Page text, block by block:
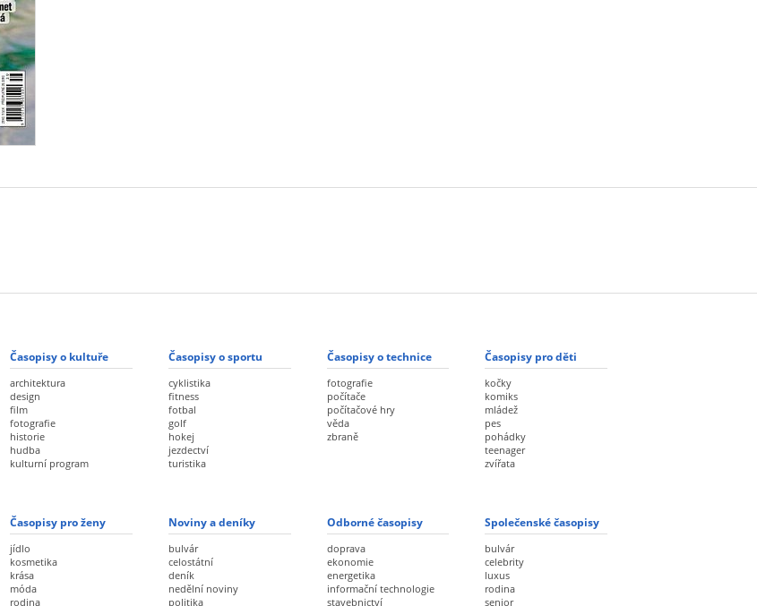
Časopisy o kultuře
architektura
design
film
fotografie
historie
hudba
kulturní program
Časopisy o sportu
cyklistika
fitness
fotbal
golf
hokej
jezdectví
turistika
Časopisy o technice
fotografie
počítače
počítačové hry
věda
zbraně
Časopisy pro děti
kočky
komiks
mládež
pes
pohádky
teenager
zvířata
Časopisy pro ženy
jídlo
kosmetika
krása
móda
rodina
Noviny a deníky
bulvár
celostátní
deník
nedělní noviny
politika
Odborné časopisy
doprava
ekonomie
energetika
informační technologie
stavebnictví
Společenské časopisy
bulvár
celebrity
luxus
rodina
senior